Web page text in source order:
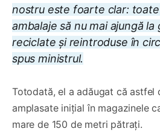
nostru este foarte clar:
ambalaje să nu mai ajungă la
reciclate și reintroduse în
spus ministrul.
Totodată, el a adăugat că astfel
amplasate inițial în magazinele
mare de 150 de metri pătrați.